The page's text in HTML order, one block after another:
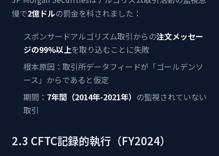
慢で2億ドルの罰金を科されました：
スポンサードアルゴリズム取引からの注文メッセー
ジの99%以上を取り込むことに失敗
根本原因：取引所データフィードが「ゴールデンソ
ース」からであると仮定
期間： 7年間（2014年-2021年） の監視されていない
取引
2.3 CFTC記録的執行（FY2024）